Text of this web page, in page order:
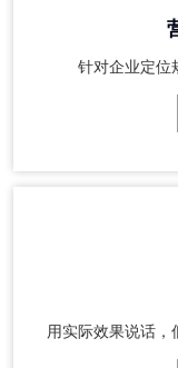
针对企业定位
用实际效果说话